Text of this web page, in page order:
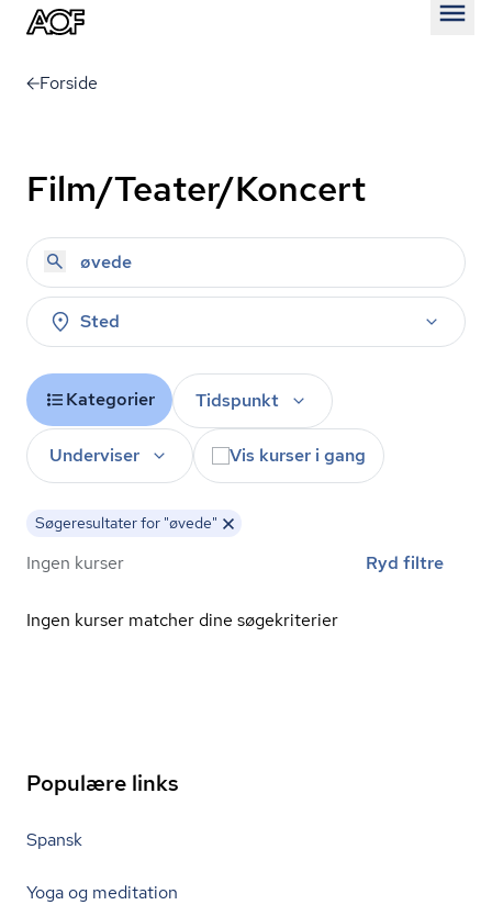
Forside
Film/Teater/Koncert
Sted
Kategorier Tidspunkt
Underviser Vis kurser i gang
Søgeresultater for "øvede"
Ingen kurser Ryd filtre
Ingen kurser matcher dine søgekriterier
Populære links
Spansk
Yoga og meditation